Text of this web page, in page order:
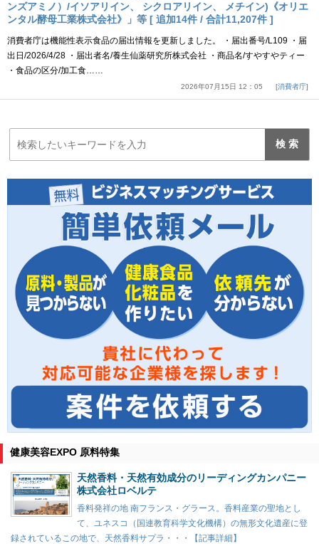
ンズアミノ）/イソアリイン、 シクロアリイン、 メチイン)《オリエ
ンタル酵母工業株式会社》」等 [ 追加14件 / 合計11,207件 ]
消費者庁は機能性表示食品の届出情報を更新しました。 ・届出番号/L109 ・届
出日/2026/4/28 ・届出者名/養生仙薬研究所株式会社 ・商品名/すやすやティー
・食品の区分/加工食……
2026年07月15日 12：05 消費者庁
健康美容EXPO 原料特集
天然香料・天然有効成分のリーディングカンパニー
株式会社ロベルテ
香料発祥の地 南フランス・グラース。香料産業の聖地とし
て、ユネスコ（国連教育科学文化機構）の無形文化遺産に登
録されているこの地で、天然香料サプラ・・・【記事詳細】